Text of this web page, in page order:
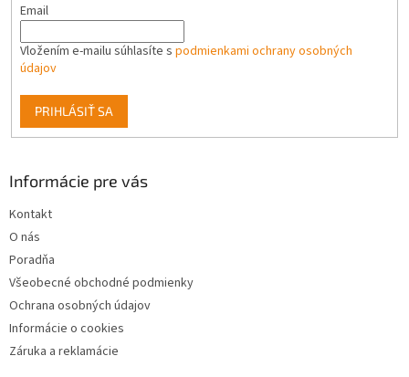
Email
Vložením e-mailu súhlasíte s podmienkami ochrany osobných
údajov
PRIHLÁSIŤ SA
Informácie pre vás
Kontakt
O nás
Poradňa
Všeobecné obchodné podmienky
Ochrana osobných údajov
Informácie o cookies
Záruka a reklamácie